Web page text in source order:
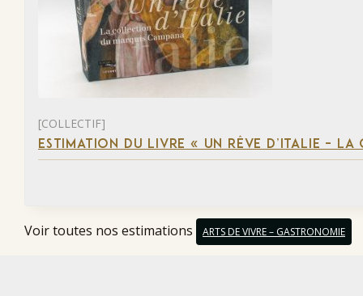
[COLLECTIF]
ESTIMATION DU LIVRE « UN RÊVE D’ITALIE –
Voir toutes nos estimations ARTS DE VIVRE – GASTRONOMIE